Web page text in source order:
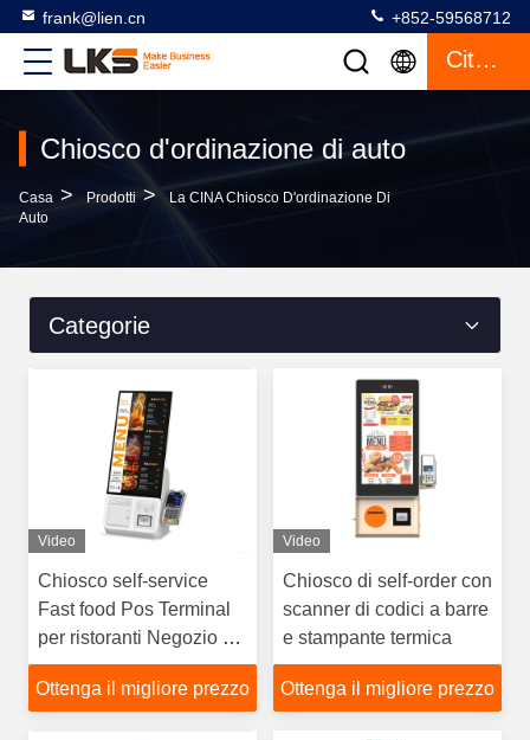
frank@lien.cn +852-59568712
Citazione
Chiosco d'ordinazione di auto
Casa > Prodotti >
La CINA Chiosco D'ordinazione Di
Auto
Categorie
Video
Chiosco self-service
Fast food Pos Terminal
per ristoranti Negozio al
dettaglio
Ottenga il migliore prezzo
Video
Chiosco di self-order con
scanner di codici a barre
e stampante termica
Ottenga il migliore prezzo